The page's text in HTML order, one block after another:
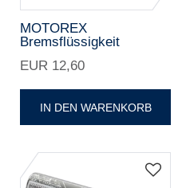
MOTOREX
Bremsflüssigkeit
EUR 12,60
IN DEN WARENKORB